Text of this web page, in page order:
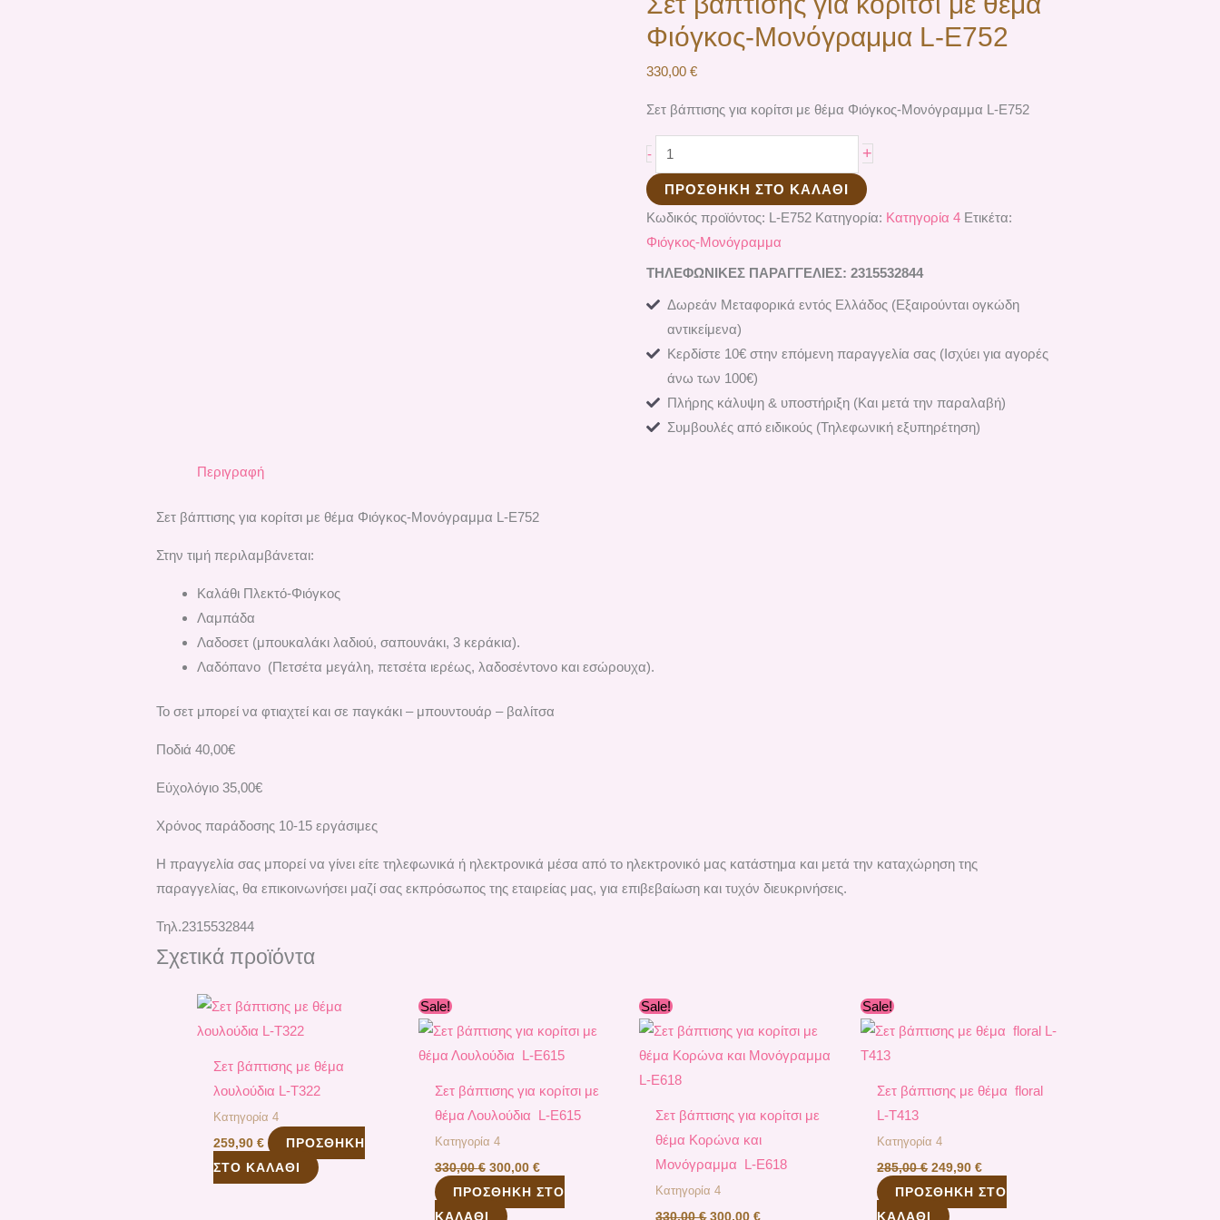
Φιόγκος-Μονόγραμμα L-E752
330,00 €
Σετ βάπτισης για κορίτσι με θέμα Φιόγκος-Μονόγραμμα L-E752
- +
ΠΡΟΣΘΉΚΗ ΣΤΟ ΚΑΛΆΘΙ
Κωδικός προϊόντος: L-E752 Κατηγορία: Κατηγορία 4 Ετικέτα:
Φιόγκος-Μονόγραμμα
ΤΗΛΕΦΩΝΙΚΕΣ ΠΑΡΑΓΓΕΛΙΕΣ: 2315532844
Δωρεάν Μεταφορικά εντός Ελλάδος (Εξαιρούνται ογκώδη
αντικείμενα)
Κερδίστε 10€ στην επόμενη παραγγελία σας (Ισχύει για αγορές
άνω των 100€)
Πλήρης κάλυψη & υποστήριξη (Και μετά την παραλαβή)
Συμβουλές από ειδικούς (Τηλεφωνική εξυπηρέτηση)
Περιγραφή
Σετ βάπτισης για κορίτσι με θέμα Φιόγκος-Μονόγραμμα L-E752
Στην τιμή περιλαμβάνεται:
Kαλάθι Πλεκτό-Φιόγκος
Λαμπάδα
Λαδοσετ (μπουκαλάκι λαδιού, σαπουνάκι, 3 κεράκια).
Λαδόπανο (Πετσέτα μεγάλη, πετσέτα ιερέως, λαδοσέντονο και εσώρουχα).
Το σετ μπορεί να φτιαχτεί και σε παγκάκι – μπουντουάρ – βαλίτσα
Ποδιά 40,00€
Εύχολόγιο 35,00€
Χρόνος παράδοσης 10-15 εργάσιμες
H πραγγελία σας μπορεί να γίνει είτε τηλεφωνικά ή ηλεκτρονικά μέσα από το ηλεκτρονικό μας κατάστημα και μετά την καταχώρηση της
παραγγελίας, θα επικοινωνήσει μαζί σας εκπρόσωπος της εταιρείας μας, για επιβεβαίωση και τυχόν διευκρινήσεις.
Τηλ.2315532844
Σχετικά προϊόντα
Σετ βάπτισης με θέμα
λουλούδια L-Τ322
Κατηγορία 4
259,90€
ΠΡΟΣΘΉΚΗ
ΣΤΟ ΚΑΛΆΘΙ
Sale!
Σετ βάπτισης για κορίτσι με
θέμα Λουλούδια L-E615
Κατηγορία 4
330,00€
was:
330,00 €.
300,00 €
τιμή
είναι:
300,00 €.
ΠΡΟΣΘΉΚΗ ΣΤΟ
ΚΑΛΆΘΙ
Sale!
Σετ βάπτισης για κορίτσι με
θέμα Κορώνα και
Μονόγραμμα L-E618
Κατηγορία 4
330,00€
was:
330,00 €.
300,00€
τιμή
είναι:
300,00 €.
Sale!
Σετ βάπτισης με θέμα floral
L-Τ413
Κατηγορία 4
285,00€
was:
249,90€
τιμή
ΠΡΟΣΘΉΚΗ ΣΤΟ
ΚΑΛΆΘΙ